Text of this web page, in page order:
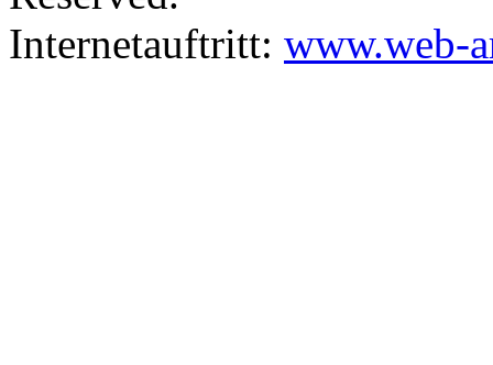
Internetauftritt: www.web-